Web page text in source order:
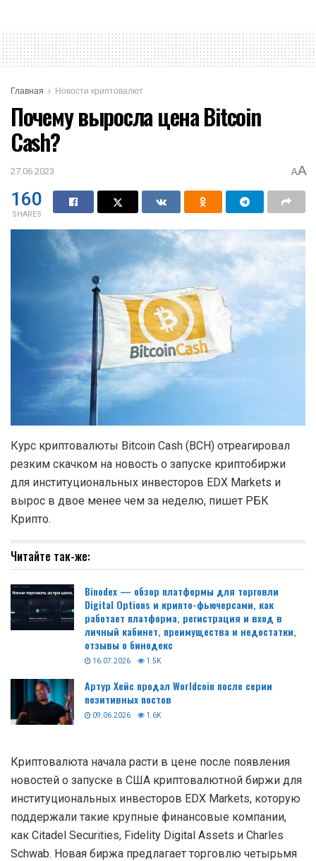
Главная Новости криптовалют
Почему выросла цена Bitcoin
Cash?
27.06.2023 AA
160
SHARES
Курс криптовалюты Bitcoin Cash (BCH) отреагировал
резким скачком на новость о запуске криптобиржи
для институциональных инвесторов EDX Markets и
вырос в двое менее чем за неделю, пишет РБК
Крипто.
Читайте так-же:
Binodex — обзор платформы для торговли
Digital Options и крипто-фьючерсами, как
работает платформа, регистрация и вход в
личный кабинет, преимущества и недостатки,
отзывы о бинодекс
16.07.2026 1.5K
Артур Хейс продал Worldcoin после серии
позитивных постов
09.06.2026 1.6K
Криптовалюта начала расти в цене после появления
новостей о запуске в США криптовалютной биржи для
институциональных инвесторов EDX Markets, которую
поддержали такие крупные финансовые компании,
как Citadel Securities, Fidelity Digital Assets и Charles
Schwab. Новая биржа предлагает торговлю четырьмя